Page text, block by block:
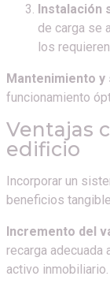
Instalación
de carga se
los requieren
Mantenimiento
funcionamiento
Ventajas
edificio
Incorporar un
beneficios
Incremento del
recarga adecuada
activo inmobiliario.